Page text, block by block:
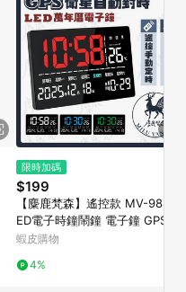
限時加碼
$199
【麋鹿梵森】遙控款 MV-9888 L
ED電子時鐘鬧鐘 電子鐘 GPS衛
星對時 多功能 大螢幕時鐘 數位
蝦皮購物
4%